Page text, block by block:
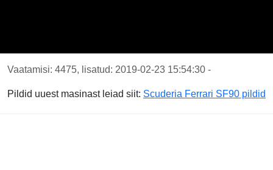
Vaatamisi: 4475, lisatud: 2019-02-23 15:54:30 -
Pildid uuest masinast leiad siit: Scuderia Ferrari SF90 pildid